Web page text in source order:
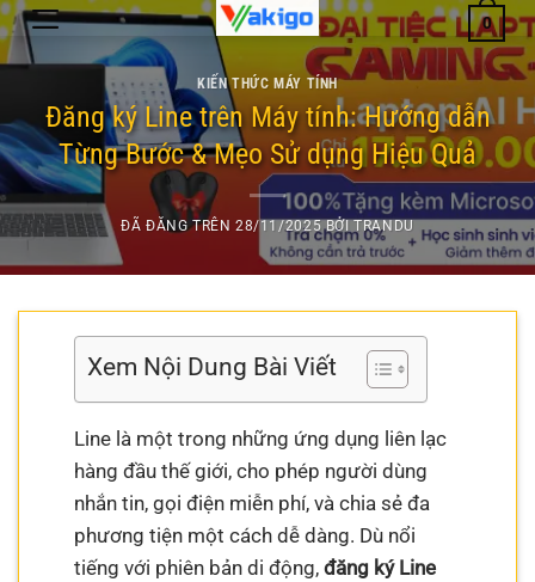
Chuyển
đến
0
KIẾN THỨC MÁY TÍNH
Đăng ký Line trên Máy tính: Hướng dẫn
Từng Bước & Mẹo Sử dụng Hiệu Quả
ĐÃ ĐĂNG TRÊN28/11/2025 BỞITRANDU
Xem Nội Dung Bài Viết
Line là một trong những ứng dụng liên lạc
hàng đầu thế giới, cho phép người dùng
nhắn tin, gọi điện miễn phí, và chia sẻ đa
phương tiện một cách dễ dàng. Dù nổi
tiếng với phiên bản di động,đăng ký Line